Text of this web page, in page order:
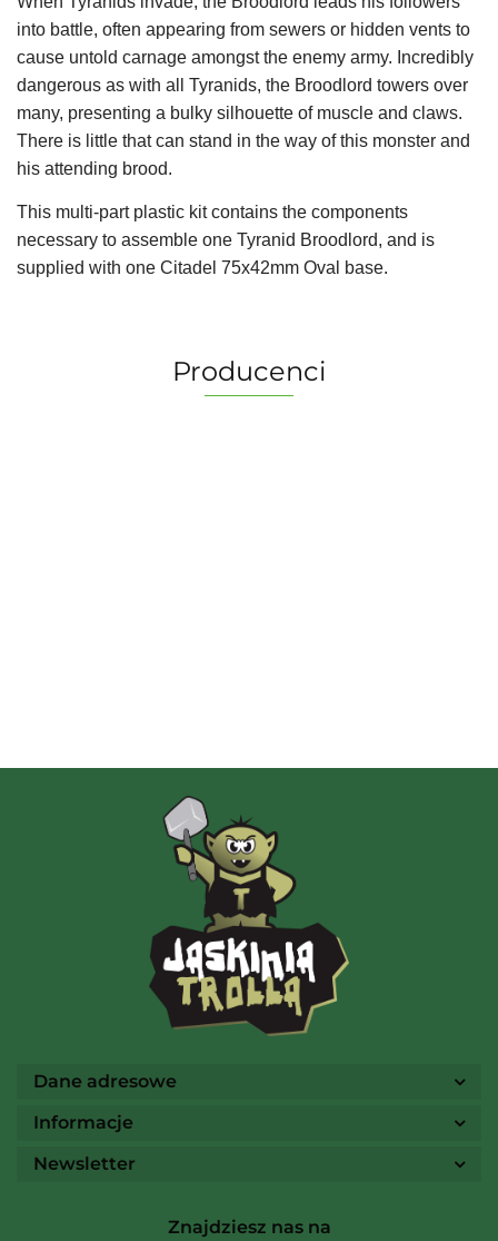
into battle, often appearing from sewers or hidden vents to
cause untold carnage amongst the enemy army. Incredibly
dangerous as with all Tyranids, the Broodlord towers over
many, presenting a bulky silhouette of muscle and claws.
There is little that can stand in the way of this monster and
his attending brood.
This multi-part plastic kit contains the components
necessary to assemble one Tyranid Broodlord, and is
supplied with one Citadel 75x42mm Oval base.
Producenci
AMIGO Spiel
Ammo
Dane adresowe
Informacje
Newsletter
Znajdziesz nas na